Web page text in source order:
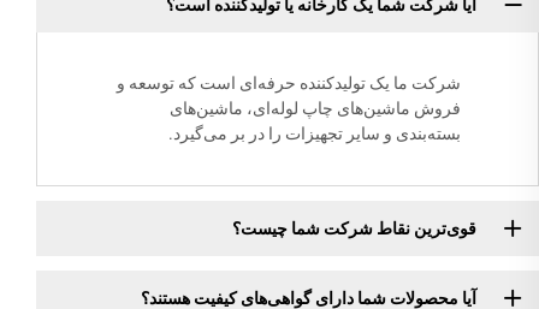
آیا شرکت شما یک کارخانه یا تولیدکننده است؟
شرکت ما یک تولیدکننده حرفه‌ای است که توسعه و
فروش ماشین‌های چاپ لوله‌ای، ماشین‌های
بسته‌بندی و سایر تجهیزات را در بر می‌گیرد.
قوی‌ترین نقاط شرکت شما چیست؟
آیا محصولات شما دارای گواهی‌های کیفیت هستند؟